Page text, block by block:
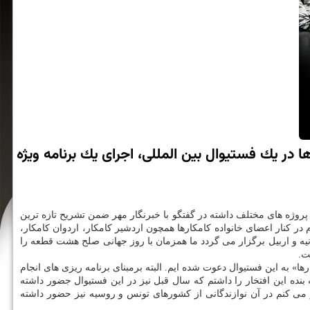
در یك فستیوال بین المللی، اجرای یك برنامه ویژه
های مختلف داشته در گفتگو با خبرنگار مهر ضمن تشریح تازه ترین
كنار اعضای خانواده كامكارها همچون اردشیر كامكار، اردوان كامكار،
و اربیل برگزار می گردد ما همزمان با روز جهانی صلح هشت قطعه را
این فستیوال دعوت شده ایم. البته برمبنای برنامه ریزی های انجام
شهریور در سلیمانیه و روز ۲۴ سپتامبرمصادف با ۲ مهر در اربیل خواهد بود. البته بنده این افتخار را داشتم كه سال قبل نیز در این فستیوال جضور داشته
می كنم در آن نوازندگانی از كشورهای تونس و روسیه نیز حضور داشته